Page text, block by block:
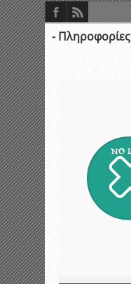
- Πληροφορίες